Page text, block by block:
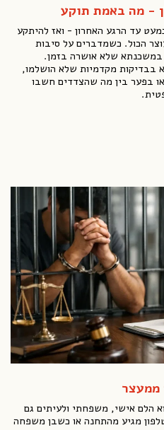
- מה באמת תוקע
עד הרגע האחרון - ואז להיתקע
הכול. כשמדברים על סיבות
במשכנתא שלא אושרה בזמן.
בבדיקות מקדמיות שלא הושלמו,
בפער בין מה שהצדדים חשבו
ממעצר
הלם אישי, משפחתי ולעיתים גם
מגיע מהתחנה או כשבן משפחה